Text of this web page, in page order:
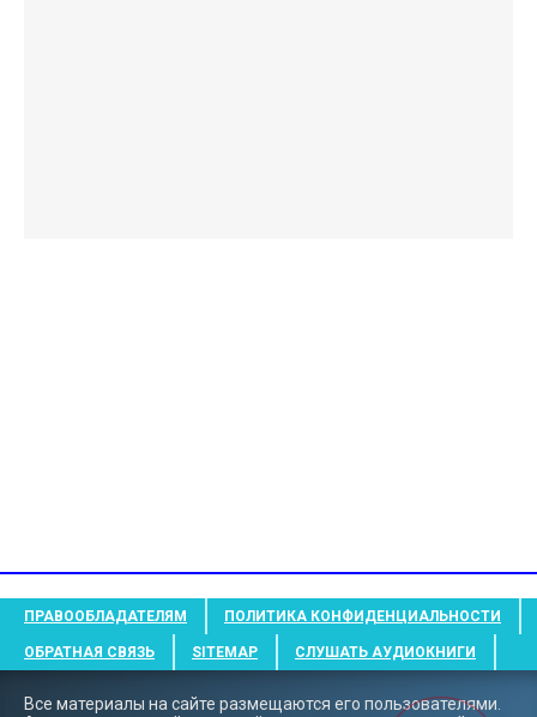
ПРАВООБЛАДАТЕЛЯМ ПОЛИТИКА КОНФИДЕНЦИАЛЬНОСТИ
ОБРАТНАЯ СВЯЗЬ SITEMAP СЛУШАТЬ АУДИОКНИГИ
Все материалы на сайте размещаются его пользователями.